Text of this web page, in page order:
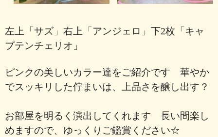
左上「サズ」右上「アンジェロ」下2枚「キャ
プテンチェリオ」
ピンクの美しいカラー達をご紹介です 華やか
でスッキリした佇まいは、上品さを醸し出す？
お部屋を明るく演出してくれます 長い間楽し
めますので、ゆっくりご鑑賞ください☆